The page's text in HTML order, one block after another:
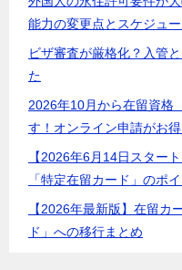
能力の変更点とスケジュ
ビザ審査が厳格化？入管
た
2026年10月から在留資格
す！オンライン申請がお得
【2026年6月14日スター
「特定在留カード」のポ
【2026年最新版】在留カ
ド」への移行まとめ